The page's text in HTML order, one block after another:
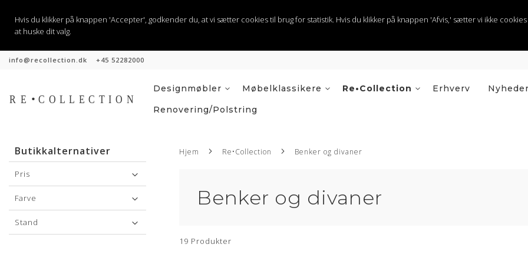
Hvis du klikker på knappen 'Accepter', godkender du, at vi sætter cookies til brug for statistik. Hvis du klikker på knappen 'Afvis,' sætter vi ikke
at huske dit valg.
info@recollection.dk +45 52282000
Hopp
Designmøbler Møbelklassikere Re•Collection
Nyheder
Renovering/polstring
Erhverv
Hjem Re•Collection Benker og divaner
Benker og divaner
19 Produkter
Butikkalternativer
Pris
Farve
Stand